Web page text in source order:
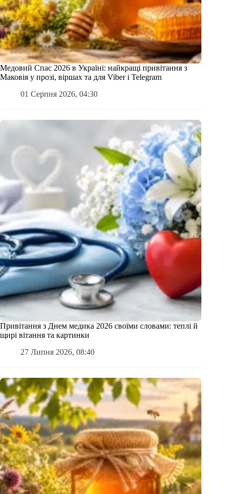
Медовий Спас 2026 в Україні: найкращі привітання з
Маковія у прозі, віршах та для Viber і Telegram
01 Серпня 2026, 04:30
Привітання з Днем медика 2026 своїми словами: теплі й
щирі вітання та картинки
27 Липня 2026, 08:40